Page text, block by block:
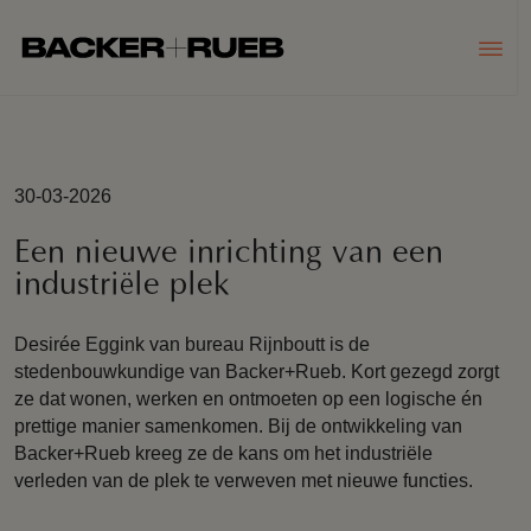
30-03-2026
Een nieuwe inrichting van een
industriële plek
Desirée Eggink van bureau Rijnboutt is de
stedenbouwkundige van Backer+Rueb. Kort gezegd zorgt
ze dat wonen, werken en ontmoeten op een logische én
prettige manier samenkomen. Bij de ontwikkeling van
Backer+Rueb kreeg ze de kans om het industriële
verleden van de plek te verweven met nieuwe functies.